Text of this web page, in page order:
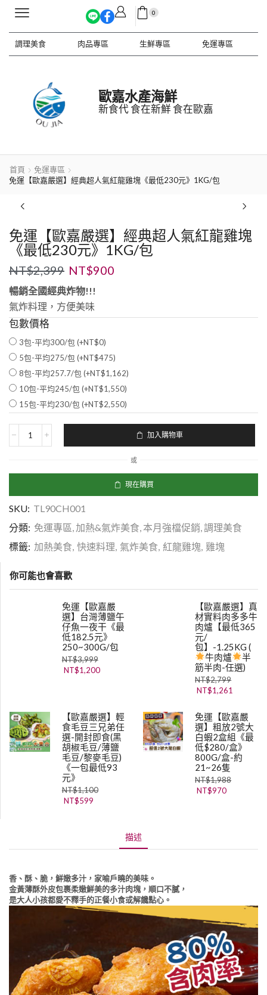
0
調理美食 肉品專區 生鮮專區 免運專區
歐嘉水產海鮮
新食代 食在新鮮 食在歐嘉
首頁
免運專區
免運【歐嘉嚴選】經典超人氣紅龍雞塊《最低230元》1KG/包
免運【歐嘉嚴選】經典超人氣紅龍雞塊
《最低230元》1KG/包
NT$2,399 NT$900
暢銷全國經典炸物!!!
氣炸料理，方便美味
包數價格
3包-平均300/包 (+NT$0)
5包-平均275/包 (+NT$475)
8包-平均257.7/包 (+NT$1,162)
10包-平均245/包 (+NT$1,550)
15包-平均230/包 (+NT$2,550)
加入購物車
或
現在購買
SKU: TL90CH001
分類: 免運專區 加熱&氣炸美食 本月強檔促銷 調理美食
標籤: 加熱美食 快速料理 氣炸美食 紅龍雞塊 雞塊
你可能也會喜歡
免運【歐嘉嚴
選】台灣薄鹽午
仔魚一夜干《最
低182.5元》
250~300G/包
NT$3,999
NT$1,200
【歐嘉嚴選】真
材實料肉多多牛
肉爐【最低365
元/
包】-1.25KG (
牛肉爐
半
筋半肉-任選)
NT$2,799
NT$1,261
【歐嘉嚴選】輕
食毛豆三兄弟任
選-開封即食(黑
胡椒毛豆/薄鹽
毛豆/黎麥毛豆)
《一包最低93
元》
NT$1,100
NT$599
免運【歐嘉嚴
選】粗放2號大
白蝦2盒組《最
低$280/盒》
800G/盒-約
21~26隻
NT$1,988
NT$970
描述
香、酥、脆，鮮嫩多汁，家喻戶曉的美味。
金黃薄酥外皮包裹柔嫩鮮美的多汁肉塊，順口不膩，
是大人小孩都愛不釋手的正餐小食或解饞點心。